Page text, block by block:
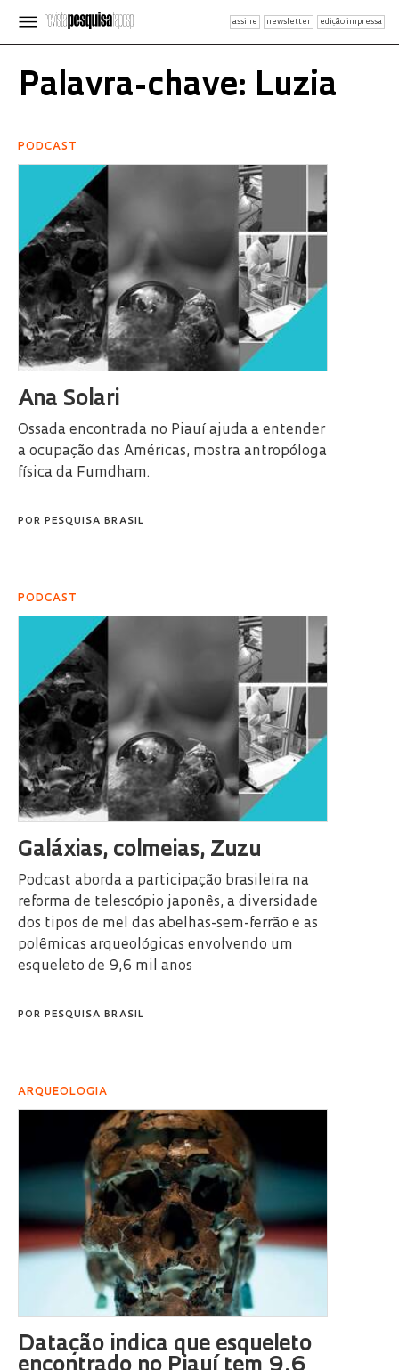
assine newsletter edição impressa
Palavra-chave: Luzia
PODCAST
Ana Solari
Ossada encontrada no Piauí ajuda a entender
a ocupação das Américas, mostra antropóloga
física da Fumdham.
POR PESQUISA BRASIL
PODCAST
Galáxias, colmeias, Zuzu
Podcast aborda a participação brasileira na
reforma de telescópio japonês, a diversidade
dos tipos de mel das abelhas-sem-ferrão e as
polêmicas arqueológicas envolvendo um
esqueleto de 9,6 mil anos
POR PESQUISA BRASIL
ARQUEOLOGIA
Datação indica que esqueleto